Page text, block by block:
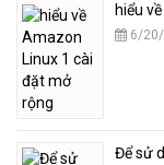
hiểu
6/20/
​Để sử